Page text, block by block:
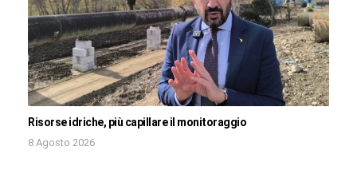
Risorse idriche, più capillare il monitoraggio
8 Agosto 2026